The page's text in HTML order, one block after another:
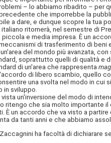
– lo abbiamo ribadito – per
che imporrebbe la
a dare, e dunque scopre la tua
ritornerà, nel semestre di
e media impresa. È un
di trasferimento di
del mondo più avanzata,
soprattutto quelli di qualità e
di un'area che rappresenta
di libero scambio, quello
una svolta nel modo in cui
in sviluppo.
un'inversione del modo di
ritengo che sia molto importante
È un accordo che va visto a
da tanti anni e che abbiamo
ha facoltà di dichiarare